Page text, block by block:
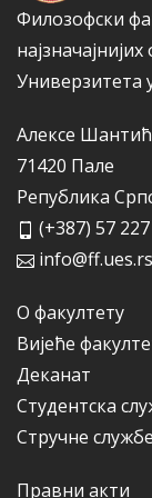
Филозофски
Универзитета
Алексе
71420 Пале
Република
(+387) 57
О факултету
Вијеће
Деканат
Студентска
Стручне службе
Правни акти